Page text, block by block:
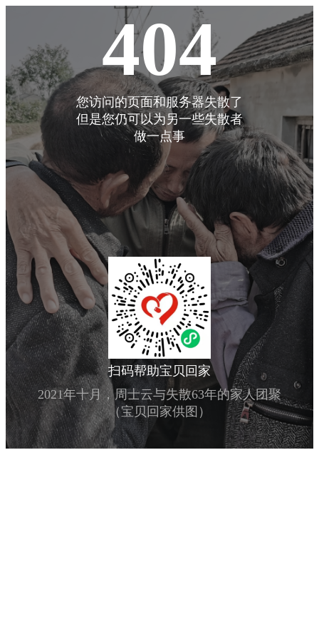
404
您访问的页面和服务器失散了
但是您仍可以为另一些失散者
做一点事
扫码帮助宝贝回家
2021年十月，周士云与失散63年的家人团聚
（宝贝回家供图）